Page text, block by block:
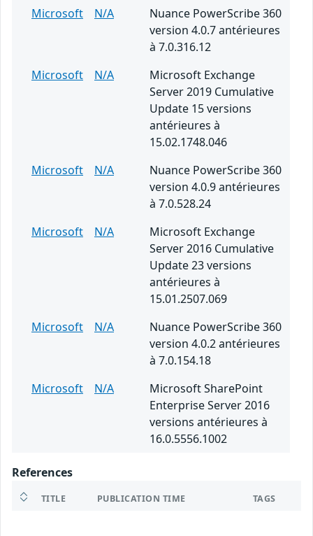
Microsoft
N/A
Nuance PowerScribe 360
version 4.0.7 antérieures
à 7.0.316.12
Microsoft
N/A
Microsoft Exchange
Server 2019 Cumulative
Update 15 versions
antérieures à
15.02.1748.046
Microsoft
N/A
Nuance PowerScribe 360
version 4.0.9 antérieures
à 7.0.528.24
Microsoft
N/A
Microsoft Exchange
Server 2016 Cumulative
Update 23 versions
antérieures à
15.01.2507.069
Microsoft
N/A
Nuance PowerScribe 360
version 4.0.2 antérieures
à 7.0.154.18
Microsoft
N/A
Microsoft SharePoint
Enterprise Server 2016
versions antérieures à
16.0.5556.1002
References
TITLE PUBLICATION TIME TAGS